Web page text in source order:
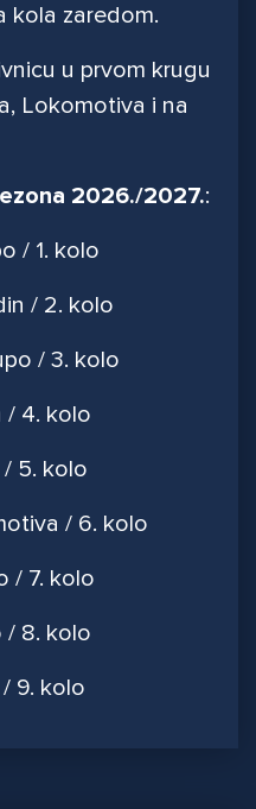
kola zaredom.
u prvom krugu
Lokomotiva i na
2026./2027.:
/ 1. kolo
/ 2. kolo
/ 3. kolo
/ 4. kolo
5. kolo
/ 6. kolo
/ 7. kolo
/ 8. kolo
9. kolo